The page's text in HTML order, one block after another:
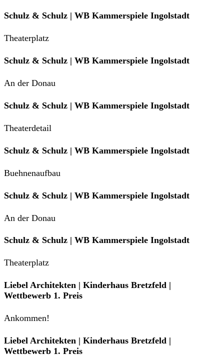
Schulz & Schulz | WB Kammerspiele Ingolstadt
Theaterplatz
Schulz & Schulz | WB Kammerspiele Ingolstadt
An der Donau
Schulz & Schulz | WB Kammerspiele Ingolstadt
Theaterdetail
Schulz & Schulz | WB Kammerspiele Ingolstadt
Buehnenaufbau
Schulz & Schulz | WB Kammerspiele Ingolstadt
An der Donau
Schulz & Schulz | WB Kammerspiele Ingolstadt
Theaterplatz
Liebel Architekten | Kinderhaus Bretzfeld |
Wettbewerb 1. Preis
Ankommen!
Liebel Architekten | Kinderhaus Bretzfeld |
Wettbewerb 1. Preis